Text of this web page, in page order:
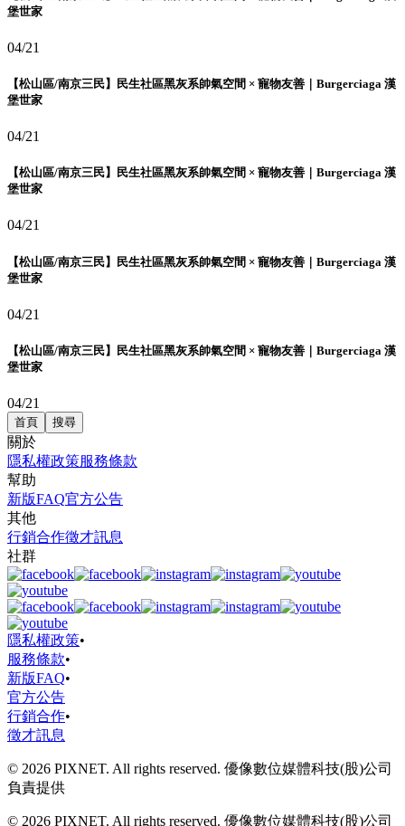
堡世家
04/21
【松山區/南京三民】民生社區黑灰系帥氣空間 × 寵物友善｜Burgerciaga 漢
堡世家
04/21
【松山區/南京三民】民生社區黑灰系帥氣空間 × 寵物友善｜Burgerciaga 漢
堡世家
04/21
【松山區/南京三民】民生社區黑灰系帥氣空間 × 寵物友善｜Burgerciaga 漢
堡世家
04/21
【松山區/南京三民】民生社區黑灰系帥氣空間 × 寵物友善｜Burgerciaga 漢
堡世家
04/21
首頁 搜尋
關於
隱私權政策服務條款
幫助
新版FAQ官方公告
其他
行銷合作徵才訊息
社群
隱私權政策•
服務條款•
新版FAQ•
官方公告
行銷合作•
徵才訊息
© 2026 PIXNET. All rights reserved. 優像數位媒體科技(股)公司
負責提供
© 2026 PIXNET. All rights reserved. 優像數位媒體科技(股)公司